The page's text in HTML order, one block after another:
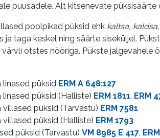
puusadele. Alt kitsenevate
poolpikad püksid ehk kaltsa,
taga keskel ning säärte siseküljel.
otstes nööriga. Pükste jalgevahele
püksid ERM A 648:127
püksid (Halliste) ERM 1811 ERM
püksid (Tarvastu) ERM 7581
püksid (Halliste) ERM 1793
püksid (Tarvastu) VM 8985 E 417,